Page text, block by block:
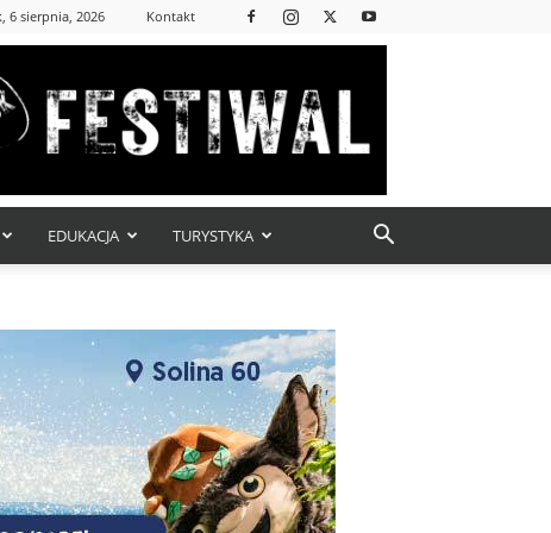
6 sierpnia, 2026 Kontakt
EDUKACJA TURYSTYKA